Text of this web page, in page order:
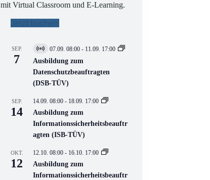
mit Virtual Classroom und E-Learning.
Jetzt buchen!
SEP.
7
V
i
t
u
l
V
e
r
n
s
t
a
07.09. 08:00 - 11.09. 17:00
Ausbildung zum
Datenschutzbeauftragten
(DSB-TÜV)
SEP.
14
14.09. 08:00 - 18.09. 17:00
Ausbildung zum
Informationssicherheitsbeauftr
agten (ISB-TÜV)
OKT.
12
12.10. 08:00 - 16.10. 17:00
Ausbildung zum
Informationssicherheitsbeauftr